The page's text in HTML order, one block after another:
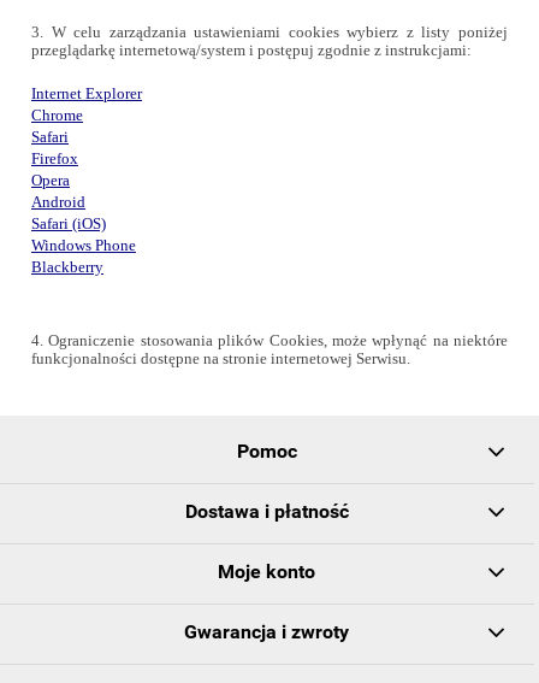
3. W celu zarządzania ustawieniami cookies wybierz z listy poniżej
przeglądarkę internetową/system i postępuj zgodnie z instrukcjami:
Internet Explorer
Chrome
Safari
Firefox
Opera
Android
Safari (iOS)
Windows Phone
Blackberry
4. Ograniczenie stosowania plików Cookies, może wpłynąć na niektóre
funkcjonalności dostępne na stronie internetowej Serwisu.
Pomoc
Dostawa i płatność
Moje konto
Gwarancja i zwroty